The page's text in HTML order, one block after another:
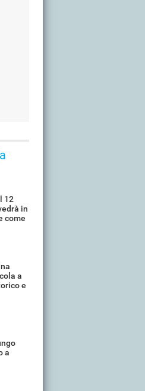
12
in
come
a
e
a